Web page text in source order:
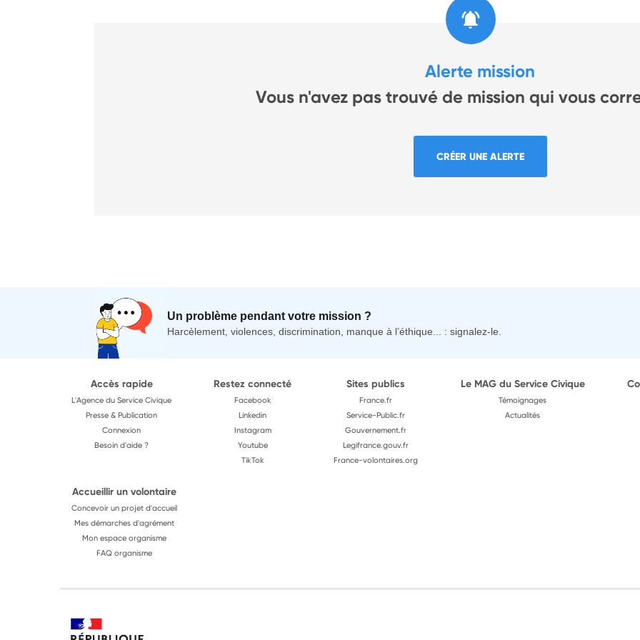
Alerte mission
Vous n'avez pas trouvé de mission qui vous
CRÉER UNE ALERTE
Un problème pendant votre mission ?
Harcèlement, violences, discrimination, manque à l’éthique... : signalez-le.
Accès rapide
L'Agence du Service Civique
Presse & Publication
Connexion
Besoin d'aide ?
Restez connecté
Facebook
Linkedin
Instagram
Youtube
TikTok
Sites publics
France.fr
Service-Public.fr
Gouvernement.fr
Legifrance.gouv.fr
France-volontaires.org
Le MAG du Service Civique
Témoignages
Actualités
Accueillir un volontaire
Concevoir un projet d'accueil
Mes démarches d'agrément
Mon espace organisme
FAQ organisme